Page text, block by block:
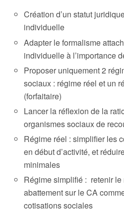
Création d’un statut
individuelle
Adapter le formalisme
individuelle à l’importance
Proposer uniquement 2
sociaux : régime réel et un
(forfaitaire)
Lancer la réflexion de la
organismes sociaux de
Régime réel : simplifier les
en début d’activité, et
minimales
Régime simplifié : retenir
abattement sur le CA
cotisations sociales